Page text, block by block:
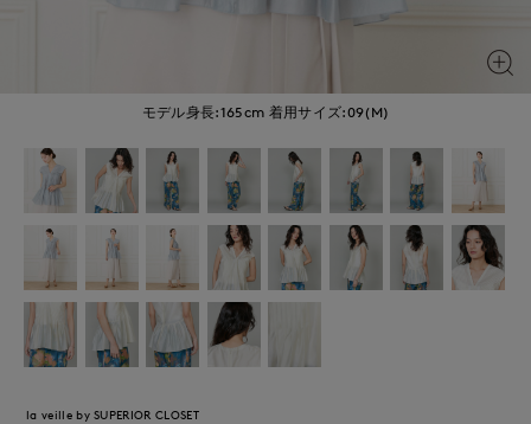
モデル身長:165cm 着用サイズ:09(M)
la veille by SUPERIOR CLOSET